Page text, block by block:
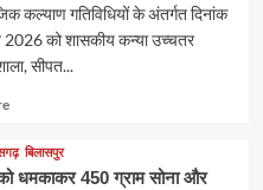
कल्याण गतिविधियों के अंतर्गत दिनांक
को शासकीय कन्या उच्चतर
सीपत...
Read
aboutबिलासपुर
को धमकाकर 450 ग्राम सोना और